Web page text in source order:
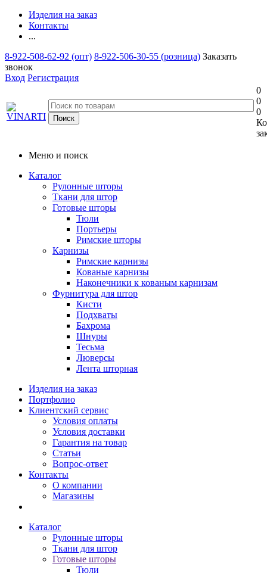
Изделия на заказ
Контакты
...
8-922-508-62-92 (опт) 8-922-506-30-55 (розница) Заказать
звонок
Вход Регистрация
0
0
0
Меню и поиск
Каталог
Рулонные шторы
Ткани для штор
Готовые шторы
Тюли
Портьеры
Римские шторы
Карнизы
Римские карнизы
Кованые карнизы
Наконечники к кованым карнизам
Фурнитура для штор
Кисти
Подхваты
Бахрома
Шнуры
Тесьма
Люверсы
Лента шторная
Изделия на заказ
Портфолио
Клиентский сервис
Условия оплаты
Условия доставки
Гарантия на товар
Статьи
Вопрос-ответ
Контакты
О компании
Магазины
Каталог
Рулонные шторы
Ткани для штор
Готовые шторы
Тюли